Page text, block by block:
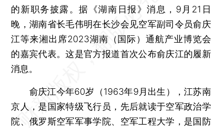
的新职务披露。据《湖南日报》消息，9月21日
晚，湖南省长毛伟明在长沙会见空军副司令员俞庆
江等来湘出席2023湖南（国际）通航产业博览会
的嘉宾代表。这是官方报道首次公布俞庆江的履新
消息。
俞庆江今年60岁（1963年9月出生），江苏南
京人，是国家特级飞行员，先后就读于空军政治学
院、俄罗斯空军军事学院、空军工程大学，是国防